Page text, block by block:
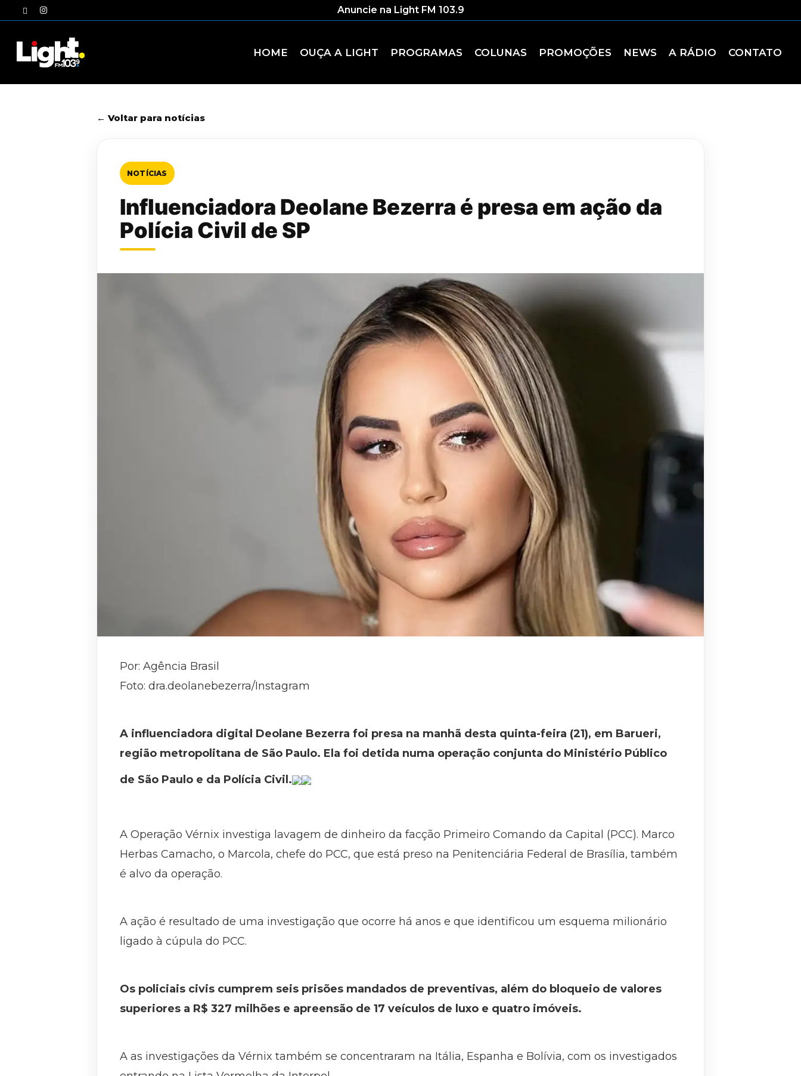
to
twitterinstagram Anuncie na Light FM 103.9
HOME OUÇA A LIGHT PROGRAMAS COLUNAS PROMOÇÕES NEWS A RÁDIO CONTATO
← Voltar para notícias
NOTÍCIAS
Influenciadora Deolane Bezerra é presa em ação da
Polícia Civil de SP
Por: Agência Brasil
Foto: dra.deolanebezerra/Instagram
A influenciadora digital Deolane Bezerra foi presa na manhã desta quinta-feira (21), em Barueri,
região metropolitana de São Paulo. Ela foi detida numa operação conjunta do Ministério Público
de São Paulo e da Polícia Civil.
A Operação Vérnix investiga lavagem de dinheiro da facção Primeiro Comando da Capital (PCC). Marco
Herbas Camacho, o Marcola, chefe do PCC, que está preso na Penitenciária Federal de Brasília, também
é alvo da operação.
A ação é resultado de uma investigação que ocorre há anos e que identificou um esquema milionário
ligado à cúpula do PCC.
Os policiais civis cumprem seis prisões mandados de preventivas, além do bloqueio de valores
superiores a R$ 327 milhões e apreensão de 17 veículos de luxo e quatro imóveis.
A as investigações da Vérnix também se concentraram na Itália, Espanha e Bolívia, com os investigados